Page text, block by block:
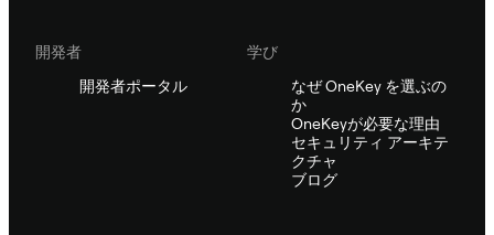
開発者
開発者ポータル
学び
なぜ OneKey を選ぶの
か
OneKeyが必要な理由
セキュリティ アーキテ
クチャ
ブログ